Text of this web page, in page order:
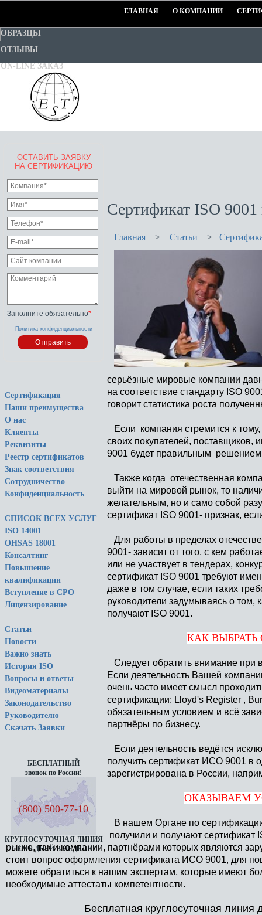
ГЛАВНАЯ О КОМПАНИИ
ОБРАЗЦЫ
ОТЗЫВЫ
ON-LINE ЗАКАЗ
ОСТАВИТЬ ЗАЯВКУ
НА СЕРТИФИКАЦИЮ
Заполните обязательно*
Политика конфиденциальности
Сертификация
Наши преимущества
О нас
Клиенты
Реквизиты
Реестр сертификатов
Знак соответствия
Сотрудничество
Конфиденциальность
СПИСОК ВСЕХ УСЛУГ
ISO 14001
OHSAS 18001
Консалтинг
Повышение
квалификации
Вступление в СРО
Лицензирование
Статьи
Новости
Важно знать
История ISO
Вопросы и ответы
Видеоматериалы
Законодательство
Руководителю
Скачать Заявки
БЕСПЛАТНЫЙ
звонок по России!
(800) 500-77-10
КРУГЛОСУТОЧНАЯ ЛИНИЯ
СЕМЬ ДНЕЙ В НЕДЕЛЮ
Сертификат ISO
Главная > Статьи >
серьёзные мировые компании
на соответствие стандарту ISO
говорит статистика роста
Если компания стремится к
своих покупателей, поставщиков,
9001 будет правильным
Также когда отечественная
выйти на мировой рынок, то
желательным, но и само собой
сертификат ISO 9001- признак,
Для работы в пределах
9001- зависит от того, с кем
или не участвует в тендерах,
сертификат ISO 9001 требуют
даже в том случае, если таких
руководители задумываясь о том,
получают ISО 9001.
КАК ВЫБРАТЬ
Следует обратить внимание при
Если деятельность Вашей
очень часто имеет смысл
сертификации: Lloyd's Register ,
обязательным условием и всё
партнёры по бизнесу.
Если деятельность ведётся
получить сертификат ИСО 9001 в
зарегистрирована в России,
ОКАЗЫВАЕМ
В нашем Органе по
получили и получают сертификат
рынке, так и компании, партнёрами которых являются
стоит вопрос оформления сертификата ИСО 9001, для
можете обратиться к нашим экспертам, которые имеют
необходимые аттестаты компетентности.
Бесплатная круглосуточная